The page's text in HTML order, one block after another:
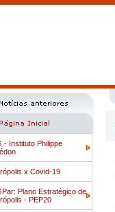
- Instituto Philippe
x Covid-19
Plano Estratégico de
- PEP20